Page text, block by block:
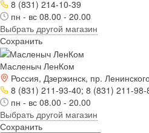
8 (831) 214-10-39
пн - вс 08.00 - 20.00
Выбрать другой магазин
Сохранить
Масленыч ЛенКом
Россия, Дзержинск, пр.
8 (831) 211-93-40; 8 (831) 211-98-
пн - вс 08.00 - 20.00
Выбрать другой магазин
Сохранить